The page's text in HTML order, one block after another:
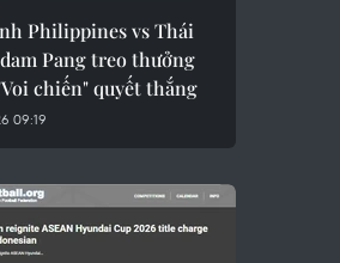
Philippines vs Thái
Pang treo thưởng
chiến" quyết thắng
09:19